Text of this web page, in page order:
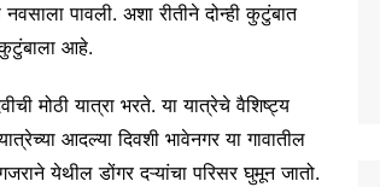
पावली. अशा रीतीने दोन्ही कुटुंबात
आहे.
मोठी यात्रा भरते. या यात्रेचे वैशिष्ट्य
आदल्या दिवशी भावेनगर या गावातील
येथील डोंगर दऱ्यांचा परिसर घुमून जातो.